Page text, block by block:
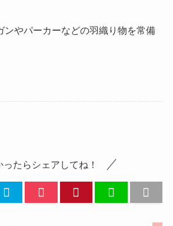
ンやパーカーなどの羽織り物を常備
ったらシェアしてね！